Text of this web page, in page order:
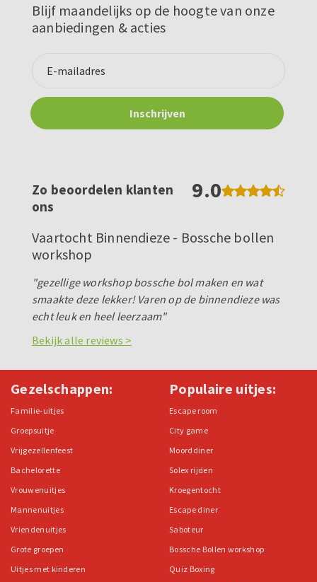
Blijf maandelijks op de hoogte van onze
aanbiedingen & acties
Zo beoordelen klanten
ons
9.0
Vaartocht Binnendieze - Bossche bollen
workshop
"gezellige workshop bossche bol maken en wat
smaakte deze lekker! Varen op de binnendieze was
echt leuk en heel leerzaam"
Bekijk alle reviews >
Gezelschappen:
Familie-uitjes
Groepsuitje
Vrijgezellenfeest
Bachelorette
Vrouwenuitjes
Mannenuitjes
Vriendenuitjes
Grote groepen
Uitjes met kinderen
Populaire uitjes:
Escape room
City game
Moorddiner
Solex rijden
Kroegentocht
Escape diner
Saboteur
Bossche Bollen workshop
Quiz Boxing